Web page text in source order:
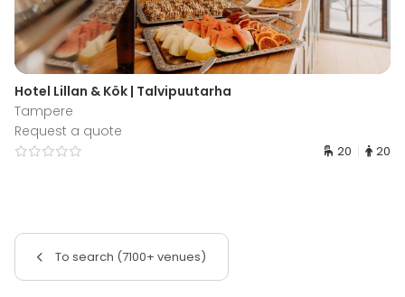
Hotel Lillan & Kök | Talvipuutarha
Tampere
Request a quote
20 20
To search (7100+ venues)